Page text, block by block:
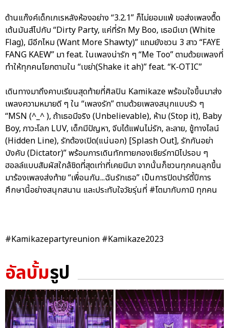
ด้านแก๊งค์เด็กเกเรหลังห้องอย่าง “3.2.1” ก็ไม่ยอมแพ้ ขอส่งเพลงตื๊ด
เต้นมันส์ไปกับ “Dirty Party, แค่ที่รัก My Boo, เธอมีเขา (White
Flag), มีอีกไหม (Want More Shawty)” แถมยังชวน 3 สาว “FAYE
FANG KAEW” มา feat. ในเพลงน่ารัก ๆ “Me Too” ตามด้วยเพลงที่
ทำให้ทุกคนโยกตามใน “เขย่า(Shake it ah)” feat. “K-OTIC”
เดินทางมาถึงคาบเรียนสุดท้ายที่ศิลปิน Kamikaze พร้อมใจขึ้นมาส่ง
เพลงความหมายดี ๆ ใน “เพลงรัก” ตามด้วยเพลงสนุกแบบรัว ๆ
“MSN (^_^ ), ถ้าเธอมีจริง (Unbelievable), ห้าม (Stop it), Baby
Boy, ภาวะโลก LUV, เด็กมีปัญหา, จีบได้แฟนไม่รัก, ละลาย, ชู้ทางไลน์
(Hidden Line), รักต้องเปิด(แน่นอก) [Splash Out], รักกันอย่า
บังคับ (Dictator)” พร้อมการเดินทักทายกองเชียร์กามิไปรอบ ๆ
ฮอลล์แบบสัมผัสใกล้ชิดที่สุดเท่าที่เคยมีมา จากนั้นก็ชวนทุกคนลุกขึ้น
มาร้องเพลงส่งท้าย “เพื่อนกัน...ฉันรักเธอ” เป็นการปิดปาร์ตี้ปีการ
ศึกษานี้อย่างสนุกสนาน และประทับใจวัยรุ่นที่ #โตมากับกามิ ทุกคน
#Kamikazepartyreunion #Kamikaze2023
อัลบั้มรูป